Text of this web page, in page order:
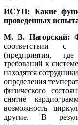
ИСУП: Какие
проведенных
М. В. Нагорский:
соответствии с
(предприятия,
требований к
находятся
определения
физического
снятие
возможность
другие. В